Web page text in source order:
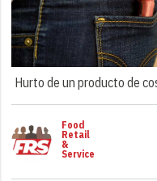
Hurto de un producto de
Food
Retail
&
Service